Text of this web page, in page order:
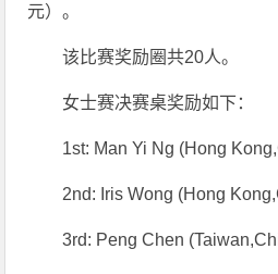
元）。
该比赛奖励圈共20人。
女士赛决赛桌奖励如下：
1st: Man Yi Ng (Hong
2nd: Iris Wong (Hong
3rd: Peng Chen